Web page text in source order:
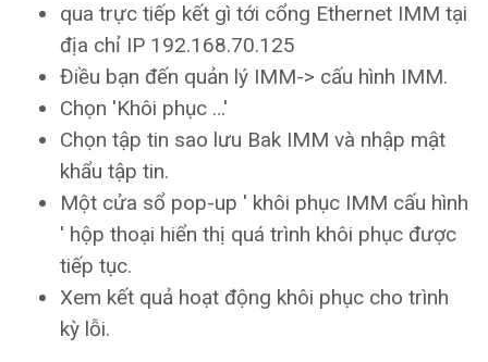
qua trực tiếp kết gì tới cổng Ethernet IMM tại
địa chỉ IP 192.168.70.125
Điều bạn đến quản lý IMM-> cấu hình IMM.
Chọn 'Khôi phục …'
Chọn tập tin sao lưu Bak IMM và nhập mật
khẩu tập tin.
Một cửa sổ pop-up ' khôi phục IMM cấu hình
' hộp thoại hiển thị quá trình khôi phục được
tiếp tục.
Xem kết quả hoạt động khôi phục cho trình
kỳ lỗi.